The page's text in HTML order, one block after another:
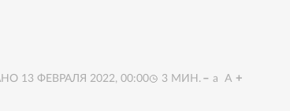
13 ФЕВРАЛЯ 2022, 00:00 3 МИН. a A